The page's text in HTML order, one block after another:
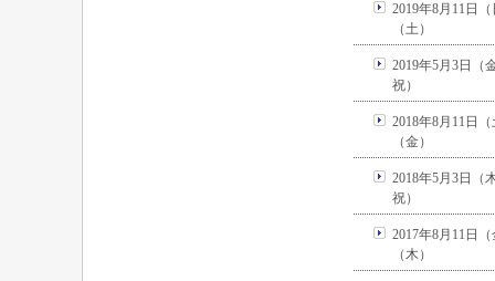
2019年8月11日
（土）
2019年5月3日（
祝）
2018年8月11日
（金）
2018年5月3日（
祝）
2017年8月11日
（木）